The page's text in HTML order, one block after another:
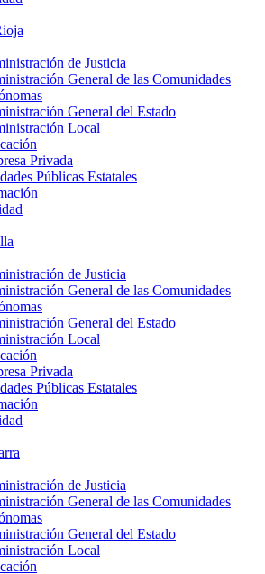
de Justicia
General de las Comunidades
General del Estado
Local
Privada
Públicas Estatales
de Justicia
General de las Comunidades
General del Estado
Local
Privada
Públicas Estatales
de Justicia
General de las Comunidades
General del Estado
Local